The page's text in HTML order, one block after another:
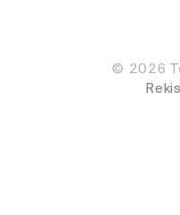
© 2026